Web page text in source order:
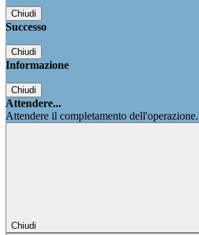
Chiudi
Successo
Chiudi
Informazione
Chiudi
Attendere...
Attendere il completamento
Chiudi